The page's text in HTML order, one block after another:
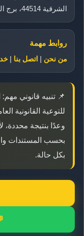
الشرقية 44514، برج المنار – جوار شوادر الخشب.
روابط مهمة
من نحن | اتصل بنا |
📌 تنبيه قانوني
للتوعية القانونية
وعدًا بنتيجة محددة،
بحسب المستندات
بكل حالة.